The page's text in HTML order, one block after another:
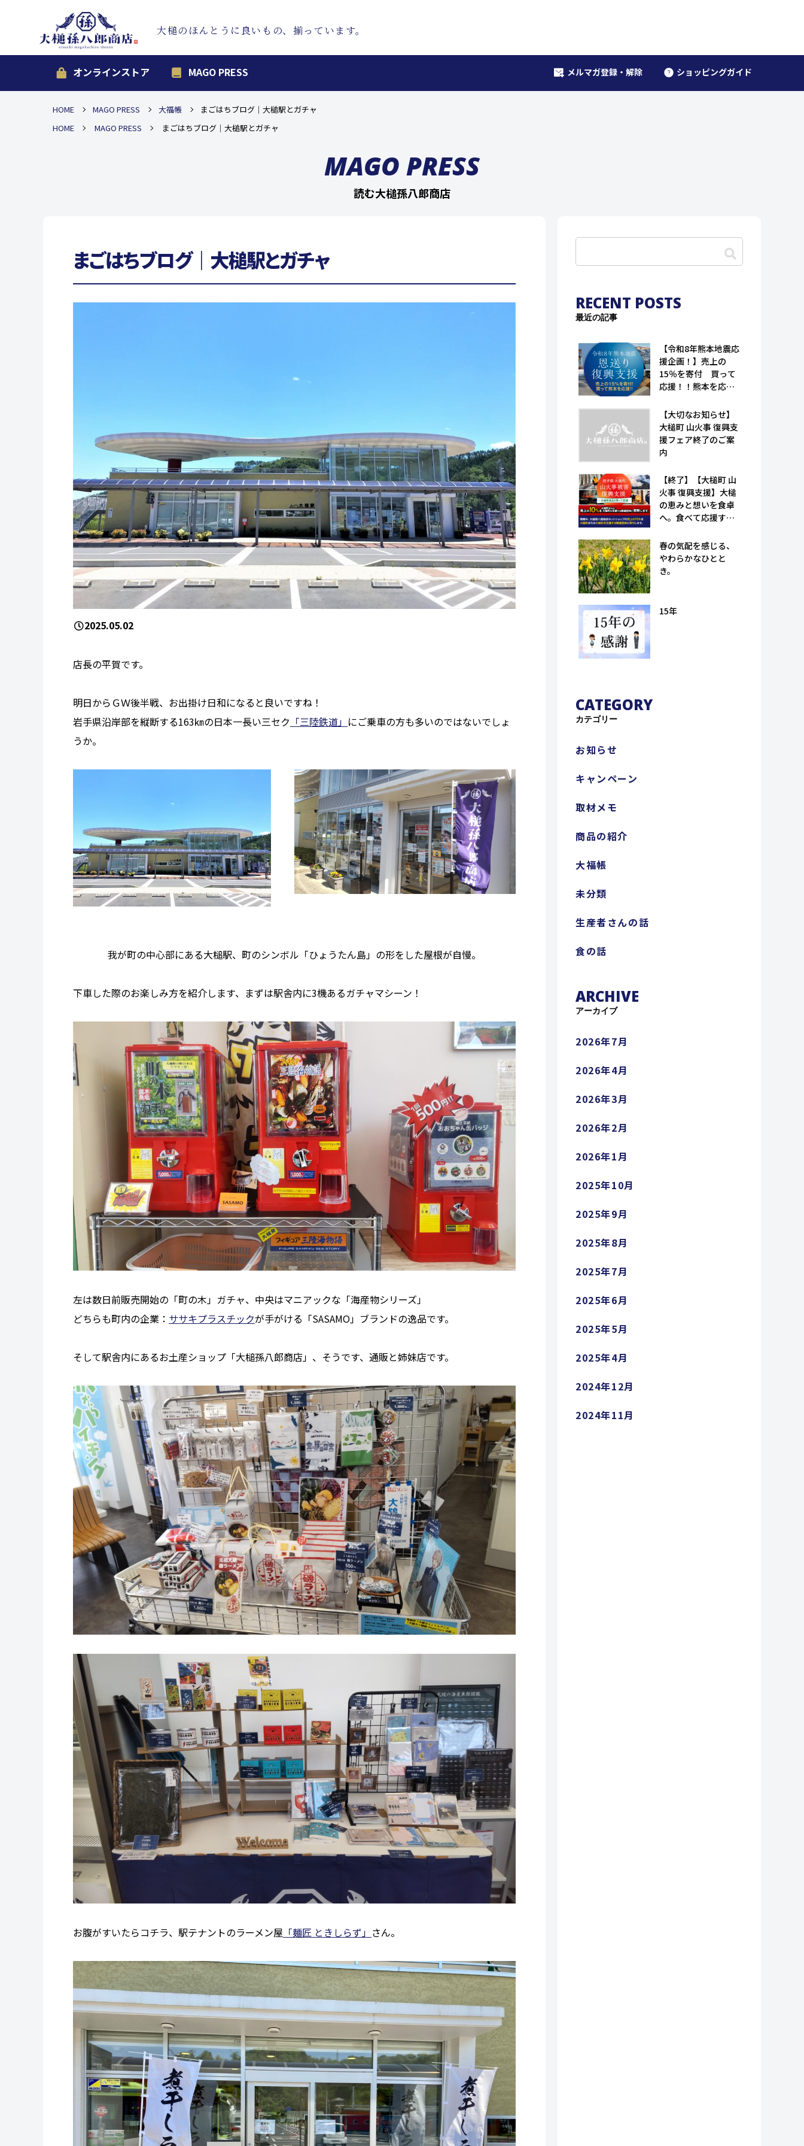
大槌のほんとうに良いもの、揃っています。
オンラインストア MAGO PRESS メルマガ登録・解除 ショッピングガイド
HOME MAGO PRESS 大福帳
まごはちブログ｜大槌駅とガチャ
HOME
MAGO PRESS まごはちブログ｜大槌駅とガチャ
MAGO PRESS
読む大槌孫八郎商店
まごはちブログ｜大槌駅とガチャ
2025.05.02
店長の平賀です。
明日からＧＷ後半戦、お出掛け日和になると良いですね！
岩手県沿岸部を縦断する163㎞の日本一長い三セク 「三陸鉄道」 にご乗車の方も多いのではないでしょ
うか。
我が町の中心部にある大槌駅、町のシンボル「ひょうたん島」の形をした屋根が自慢。
下車した際のお楽しみ方を紹介します、まずは駅舎内に3機あるガチャマシーン！
左は数日前販売開始の「町の木」ガチャ、中央はマニアックな「海産物シリーズ」
どちらも町内の企業： ササキプラスチックが手がける「SASAMO」ブランドの逸品です。
そして駅舎内にあるお土産ショップ「大槌孫八郎商店」、そうです、通販と姉妹店です。
お腹がすいたらコチラ、駅テナントのラーメン屋 「麺匠 ときしらず」 さん。
RECENT POSTS
最近の記事
【令和8年熊本地震応
援企画！】売上の
15％を寄付 買って
応援！！熊本を応
支援！！（大槌孫八
郎商店）
【大切なお知らせ】
大槌町 山火事 復興支
援フェア終了のご案
内
【終了】【大槌町 山
火事 復興支援】大槌
の恵みと想いを食卓
へ。食べて応援する
孫八郎商店）
春の気配を感じる、
やわらかなひとと
き。
15年
CATEGORY
カテゴリー
お知らせ
キャンペーン
取材メモ
商品の紹介
大福帳
未分類
生産者さんの話
食の話
ARCHIVE
アーカイブ
2026年7月
2026年4月
2026年3月
2026年2月
2026年1月
2025年10月
2025年9月
2025年8月
2025年7月
2025年6月
2025年5月
2025年4月
2024年12月
2024年11月